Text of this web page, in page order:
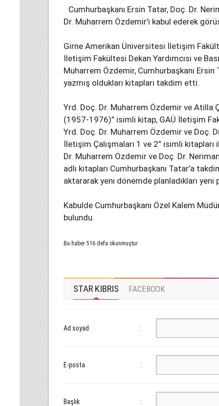
Cumhurbaşkanı Ersin Tatar, Doç. Dr.
Dr. Muharrem Özdemir’i kabul ederek
Girne Amerikan Üniversitesi İletişim
İletişim Fakültesi Dekan Yardımcısı ve
Muharrem Özdemir, Cumhurbaşkanı
yazmış oldukları kitapları takdim etti.
Yrd. Doç. Dr. Muharrem Özdemir ve Atilla
(1957-1976)” isimli kitap, GAÜ İletişim
Yrd. Doç. Dr. Muharrem Özdemir ve Doç.
İletişim Çalışmaları 1 ve 2” isimli kitapları
Dr. Muharrem Özdemir ve Doç. Dr. Neriman
adlı kitapları Cumhurbaşkanı Tatar’a
aktararak yeni dönemde planladıkları
Kabulde Cumhurbaşkanı Özel Kalem
bulundu.
Bu haber 516 defa okunmuştur
STAR KIBRIS FACEBOOK
Ad soyad :
E-posta :
Başlık :